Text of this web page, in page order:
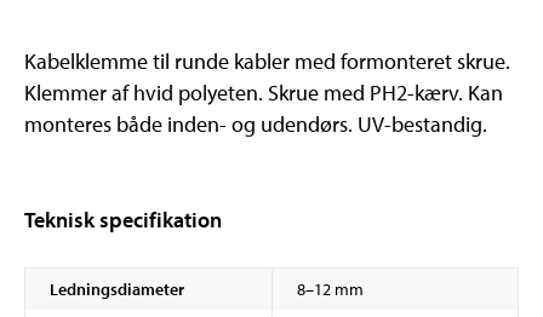
Kabelklemme til runde kabler med formonteret skrue.
Klemmer af hvid polyeten. Skrue med PH2-kærv. Kan
monteres både inden- og udendørs. UV-bestandig.
Teknisk specifikation
Ledningsdiameter
8–12 mm